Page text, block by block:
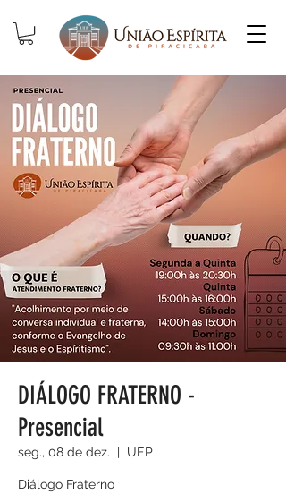
DIÁLOGO FRATERNO -
Presencial
seg., 08 de dez.
  |
UEP
Diálogo Fraterno